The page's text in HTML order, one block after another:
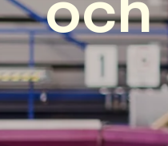
och